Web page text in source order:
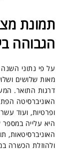
תמונת
הגבוהה
מאות שלושים
דרגות התואר.
האוניברסיטה
ופרטיות, ועוד
היא עלייה במספר
ולהוזלת הכשרה